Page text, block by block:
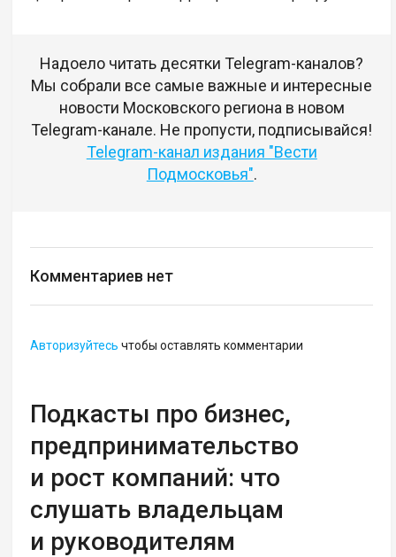
Надоело читать десятки Telegram-каналов?
Мы собрали все самые важные и интересные
новости Московского региона в новом
Telegram-канале. Не пропусти, подписывайся!
Telegram-канал издания "Вести
Подмосковья".
Комментариев нет
Авторизуйтесь чтобы оставлять комментарии
Подкасты про бизнес,
предпринимательство
и рост компаний: что
слушать владельцам
и руководителям